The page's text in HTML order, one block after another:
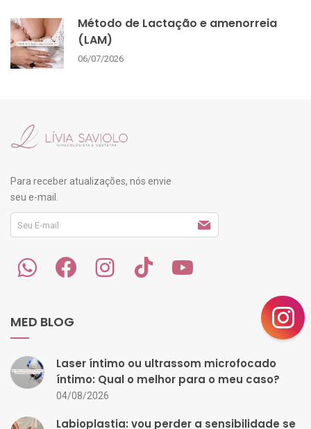
Método de Lactação e amenorreia
(LAM)
06/07/2026
Para receber atualizações, nós envie
seu e-mail.
MED BLOG
Laser íntimo ou ultrassom microfocado
íntimo: Qual o melhor para o meu caso?
04/08/2026
Labioplastia: vou perder a sensibilidade se